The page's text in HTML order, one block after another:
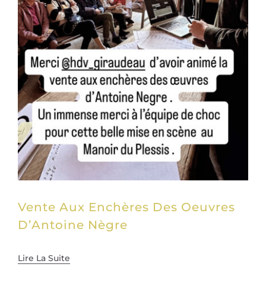
Vente Aux Enchères Des Oeuvres
D’Antoine Nègre
Lire La Suite